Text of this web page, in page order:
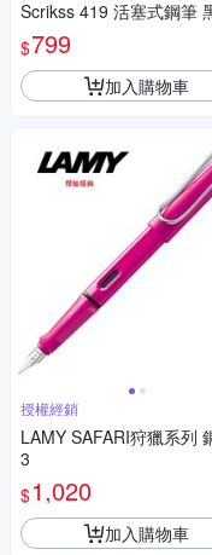
Scrikss 419 活塞式鋼筆
$799
加入購物車
授權經銷
LAMY SAFARI狩獵系列
3
$1,020
加入購物車